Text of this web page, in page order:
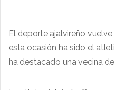
El deporte ajalvireño
esta ocasión ha sido el
ha destacado una vecina